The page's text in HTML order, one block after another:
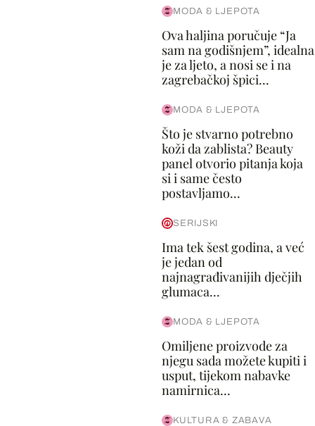
MODA & LJEPOTA
Ova haljina poručuje “Ja
sam na godišnjem”, idealna
je za ljeto, a nosi se i na
zagrebačkoj špici...
MODA & LJEPOTA
Što je stvarno potrebno
koži da zablista? Beauty
panel otvorio pitanja koja
si i same često
postavljamo...
SERIJSKI
Ima tek šest godina, a već
je jedan od
najnagrađivanijih dječjih
glumaca...
MODA & LJEPOTA
Omiljene proizvode za
njegu sada možete kupiti i
usput, tijekom nabavke
namirnica...
KULTURA & ZABAVA